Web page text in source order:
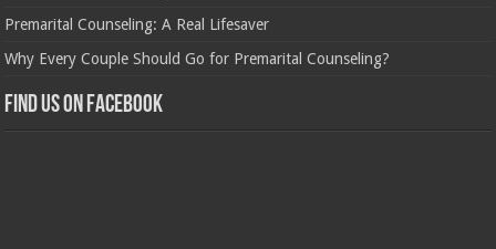
Premarital Counseling: A Real Lifesaver
Why Every Couple Should Go for Premarital Counseling?
Find us on Facebook